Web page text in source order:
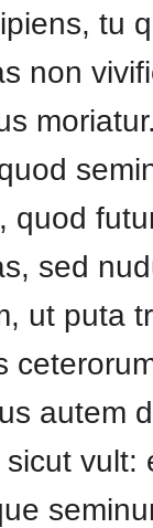
tu
non
quod
sed
ut puta
autem
sicut vult: